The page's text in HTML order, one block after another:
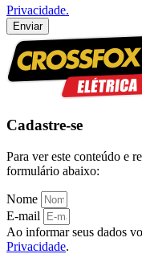
Privacidade.
Enviar
Cadastre-se
Para ver este conteúdo e
formulário abaixo:
Nome
E-mail
Ao informar seus dados
Privacidade.